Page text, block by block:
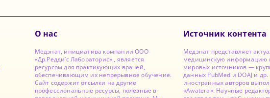
О нас
Медзнат, инициатива компании ООО
«Др.Редди’с Лабораторис»., является
ресурсом для практикующих врачей,
обеспечивающим их непрерывное обучение.
Сайт содержит отсылки на другие
профессиональные ресурсы, полезные в
Источник контента
Медзнат представляет
медицинскую информацию
мировых источников —
данных PubMed и DOAJ и
иностранных авторов
«Awatera». Научные